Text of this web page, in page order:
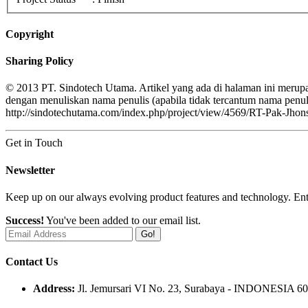
Copyright
Sharing Policy
© 2013 PT. Sindotech Utama. Artikel yang ada di halaman ini
dengan menuliskan nama penulis (apabila tidak tercantum nama
http://sindotechutama.com/index.php/project/view/4569/RT-Pak-
Get in Touch
Newsletter
Keep up on our always evolving product features and technology.
Success! You've been added to our email list.
Go!
Contact Us
Address: Jl. Jemursari VI No. 23, Surabaya - INDONESIA